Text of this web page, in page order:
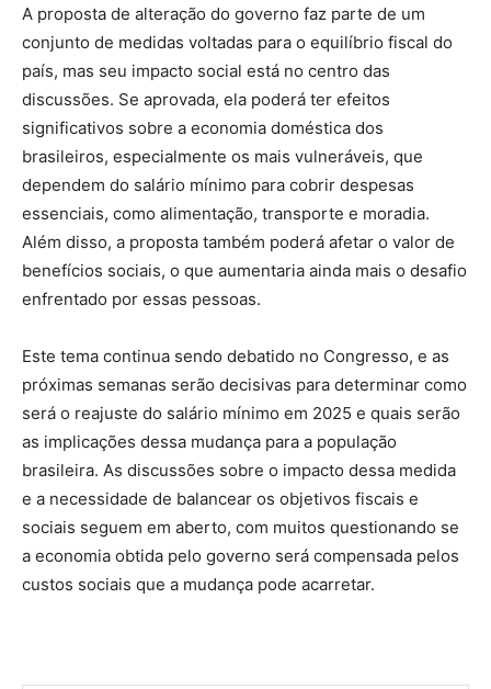
A proposta de alteração do governo faz parte de um
conjunto de medidas voltadas para o equilíbrio fiscal do
país, mas seu impacto social está no centro das
discussões. Se aprovada, ela poderá ter efeitos
significativos sobre a economia doméstica dos
brasileiros, especialmente os mais vulneráveis, que
dependem do salário mínimo para cobrir despesas
essenciais, como alimentação, transporte e moradia.
Além disso, a proposta também poderá afetar o valor de
benefícios sociais, o que aumentaria ainda mais o desafio
enfrentado por essas pessoas.
Este tema continua sendo debatido no Congresso, e as
próximas semanas serão decisivas para determinar como
será o reajuste do salário mínimo em 2025 e quais serão
as implicações dessa mudança para a população
brasileira. As discussões sobre o impacto dessa medida
e a necessidade de balancear os objetivos fiscais e
sociais seguem em aberto, com muitos questionando se
a economia obtida pelo governo será compensada pelos
custos sociais que a mudança pode acarretar.